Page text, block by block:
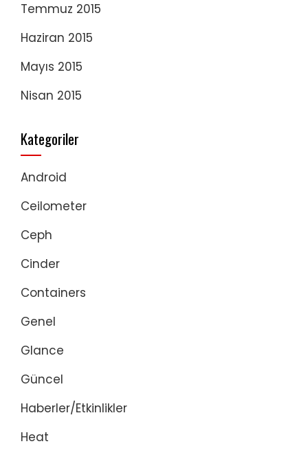
Temmuz 2015
Haziran 2015
Mayıs 2015
Nisan 2015
Kategoriler
Android
Ceilometer
Ceph
Cinder
Containers
Genel
Glance
Güncel
Haberler/Etkinlikler
Heat